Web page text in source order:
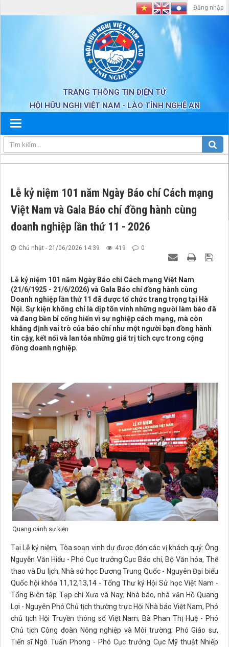
TRANG THÔNG TIN ĐIỆN TỬ
HỘI HỮU NGHỊ VIỆT NAM - LÀO TỈNH NGHỆ AN
Đăng nhập
Lễ kỷ niệm 101 năm Ngày Báo chí Cách mạng
Việt Nam và Gala Báo chí đồng hành cùng
doanh nghiệp lần thứ 11 - 2026
Chủ nhật - 21/06/2026 14:39 419 0
Lễ kỷ niệm 101 năm Ngày Báo chí Cách mạng Việt Nam
(21/6/1925 - 21/6/2026) và Gala Báo chí đồng hành cùng
Doanh nghiệp lần thứ 11 đã được tổ chức trang trọng tại Hà
Nội. Sự kiện không chỉ là dịp tôn vinh những người làm báo đã
và đang bền bỉ cống hiến vì sự nghiệp cách mạng, mà còn
khẳng định vai trò của báo chí như một người bạn đồng hành
tin cậy, kết nối và lan tỏa những giá trị tích cực trong cộng
đồng doanh nghiệp.
Quang cảnh sự kiện
Tại Lễ kỷ niệm, Tòa soạn vinh dự được đón các vị khách quý: Ông
Nguyễn Văn Hiếu - Phó Cục trưởng Cục Báo chí, Bộ Văn hóa, Thể
thao và Du lịch; Nhà sử học Dương Trung Quốc - Nguyên Đại biểu
Quốc hội khóa 11,12,13,14 - Tổng Thư ký Hội Sử học Việt Nam -
Tổng Biên tập Tạp chí Xưa và Nay; Nhà báo, nhà văn Hồ Quang
Lợi - Nguyên Phó Chủ tịch thường trực Hội Nhà báo Việt Nam, Phó
chủ tịch Hội Truyền thông số Việt Nam; Bà Phan Thị Huệ - Phó
Chủ tịch Công đoàn Nông nghiệp và Môi trường; Phó Giáo sư,
Tiến sĩ Ngô Tuấn Phong - Phó Cục trưởng Cục Mỹ thuật Nhiếp